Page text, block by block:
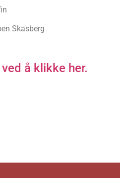
Skasberg
å klikke her.